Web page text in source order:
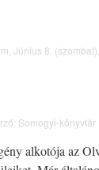
Június 8. (szombat)
Somogyi-könyvtár
alkotója az